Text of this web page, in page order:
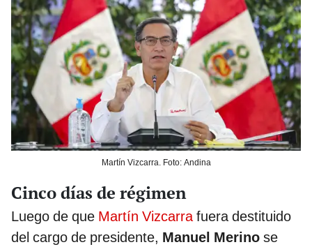
Martín Vizcarra. Foto: Andina
Cinco días de régimen
Luego de que Martín Vizcarrafuera destituido
del cargo de presidente, Manuel Merino se